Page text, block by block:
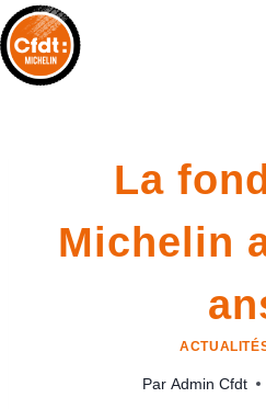
La
Michelin
Par Admin Cfdt